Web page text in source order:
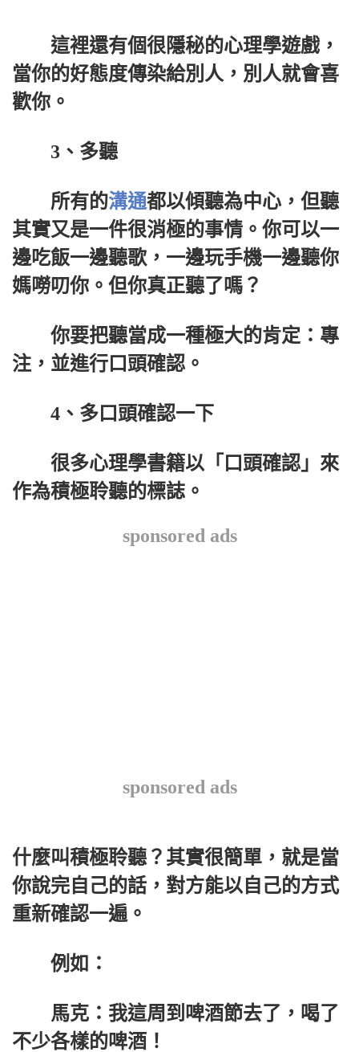
這裡還有個很隱秘的心理學遊戲，
當你的好態度傳染給別人，別人就會喜
歡你。
3、多聽
所有的溝通都以傾聽為中心，但聽
其實又是一件很消極的事情。你可以一
邊吃飯一邊聽歌，一邊玩手機一邊聽你
媽嘮叨你。但你真正聽了嗎？
你要把聽當成一種極大的肯定：專
注，並進行口頭確認。
4、多口頭確認一下
很多心理學書籍以「口頭確認」來
作為積極聆聽的標誌。
sponsored ads
sponsored ads
什麼叫積極聆聽？其實很簡單，就是當
你說完自己的話，對方能以自己的方式
重新確認一遍。
例如：
馬克：我這周到啤酒節去了，喝了
不少各樣的啤酒！